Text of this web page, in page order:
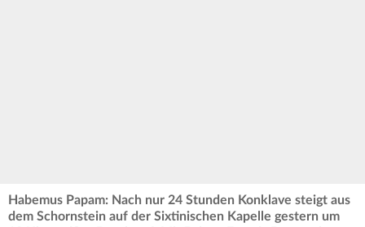
Habemus Papam: Nach nur 24 Stunden Konklave steigt aus
dem Schornstein auf der Sixtinischen Kapelle gestern um